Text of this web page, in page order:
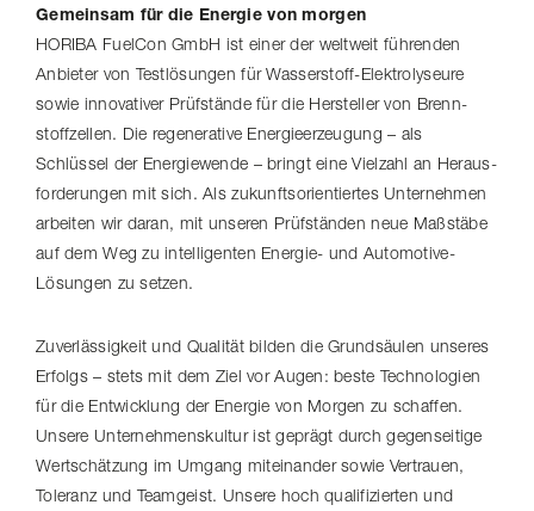
Gemeinsam für die Energie von morgen
HORIBA FuelCon GmbH ist einer der weltweit führenden
Anbieter von Testlösungen für Wasserstoff-​Elektrolyseure
sowie innovativer Prüfstände für die Hersteller von Brenn­
stoff­zellen. Die regenerative Ener­gie­er­zeu­gung – als
Schlüssel der Energiewende – bringt eine Vielzahl an Heraus­
for­de­rungen mit sich. Als zukunfts­ori­en­tiertes Unternehmen
arbeiten wir daran, mit unseren Prüfständen neue Maßstäbe
auf dem Weg zu intelligenten Energie- und Automotive-​
Lösungen zu setzen.
Zuver­läs­sig­keit und Qualität bilden die Grundsäulen unseres
Erfolgs – stets mit dem Ziel vor Augen: beste Technologien
für die Entwicklung der Energie von Morgen zu schaffen.
Unsere Unter­neh­mens­kultur ist geprägt durch gegenseitige
Wertschätzung im Umgang miteinander sowie Vertrauen,
Toleranz und Teamgeist. Unsere hoch qualifizierten und